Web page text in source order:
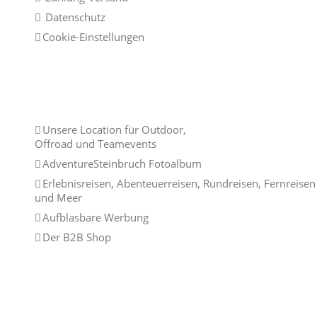
Datenschutz
Cookie-Einstellungen
Unsere Location für Outdoor,
Offroad und Teamevents
AdventureSteinbruch Fotoalbum
Erlebnisreisen, Abenteuerreisen, Rundreisen, Fernreisen
und Meer
Aufblasbare Werbung
Der B2B Shop